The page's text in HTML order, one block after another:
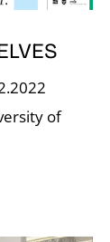
of